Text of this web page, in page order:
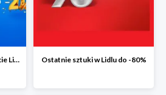
20 niespodzianek na 20-lecie Lidla do -20% Ostatnie sztuki w Lidlu do -80%